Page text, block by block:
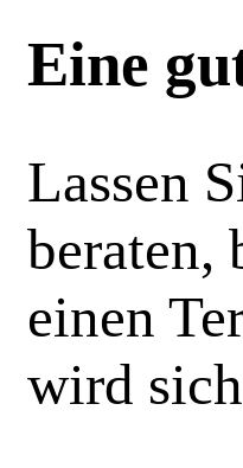
Eine
Lassen
beraten,
einen
wird